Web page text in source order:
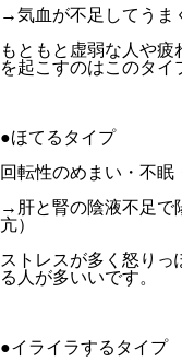
→気血が不足してうま
もともと虚弱な人や
を起こすのはこのタイ
●ほてるタイプ
回転性のめまい・不眠
→肝と腎の陰液不足で
亢）
ストレスが多く怒り
る人が多いいです。
●イライラするタイプ